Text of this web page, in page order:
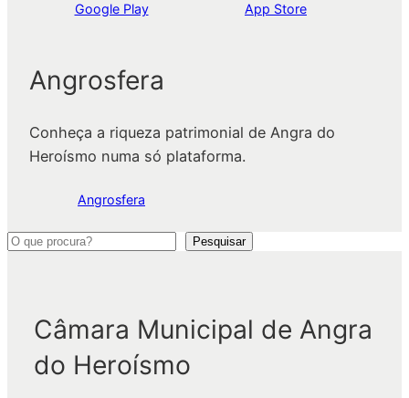
Google Play App Store
Angrosfera
Conheça a riqueza patrimonial de Angra do
Heroísmo numa só plataforma.
Angrosfera
P
Pesquisar
Câmara Municipal de Angra
do Heroísmo